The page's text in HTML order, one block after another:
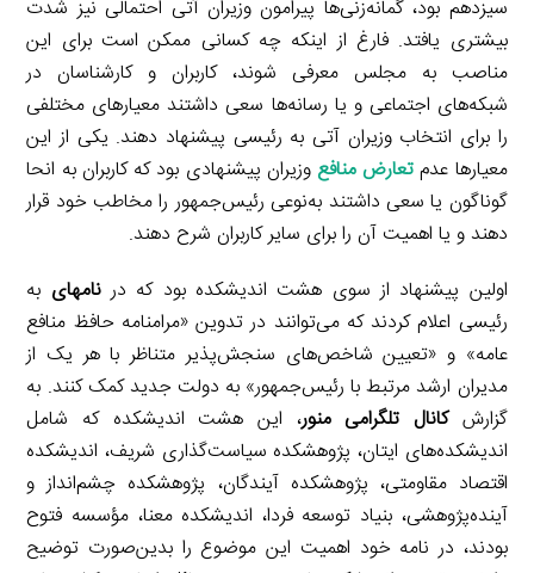
سیزدهم بود، گمانه‌زنی‌ها پیرامون وزیران آتی احتمالی نیز شدت
بیشتری یافتد. فارغ از اینکه چه کسانی ممکن است برای این
مناصب به مجلس معرفی شوند، کاربران و کارشناسان در
شبکه‌های اجتماعی و یا رسانه‌ها سعی داشتند معیارهای مختلفی
را برای انتخاب وزیران آتی به رئیسی پیشنهاد دهند. یکی از این
معیارها عدمتعارض منافع وزیران پیشنهادی بود که کاربران به انحا
گوناگون یا سعی داشتند به‌نوعی رئیس‌جمهور را مخاطب خود قرار
دهند و یا اهمیت آن را برای سایر کاربران شرح دهند.
اولین پیشنهاد از سوی هشت اندیشکده بود که درنامه­ای به
رئیسی اعلام کردند که می‌توانند در تدوین «مرامنامه حافظ منافع
عامه» و «تعیین شاخص‌های سنجش‌پذیر متناظر با هر یک از
مدیران ارشد مرتبط با رئیس‌جمهور» به دولت جدید کمک کنند. به
گزارشکانال تلگرامی منور، این هشت اندیشکده که شامل
اندیشکده‌های ایتان، پژوهشکده سیاست‌گذاری شریف، اندیشکده
اقتصاد مقاومتی، پژوهشکده آیندگان، پژوهشکده چشم‌انداز و
آینده‌پژوهشی، بنیاد توسعه فردا، اندیشکده معنا، مؤسسه فتوح
بودند، در نامه خود اهمیت این موضوع را بدین‌صورت توضیح